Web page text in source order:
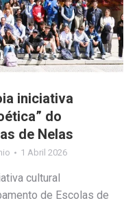
iniciativa
do
de Nelas
1 Abril 2026
cultural
de Escolas de